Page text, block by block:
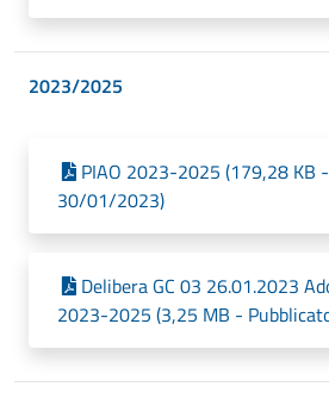
2023/2025
PIAO 2023-2025 (179,28 KB
30/01/2023)
Delibera GC 03 26.01.2023
2023-2025 (3,25 MB -